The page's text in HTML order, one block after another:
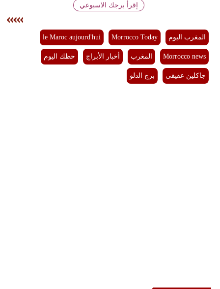
إقرأ برجك الاسبوعي
المغرب اليوم Morrocco Today
le Maroc aujourd'hui
Morrocco news المغرب أخبار الأبراج حظك اليوم
جاكلين عقيقي برج الدلو